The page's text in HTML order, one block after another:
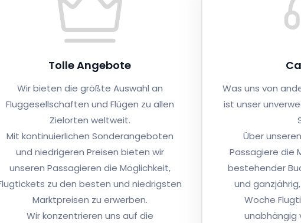
Tolle Angebote
Wir bieten die größte Auswahl an
Fluggesellschaften und Flügen zu allen
Zielorten weltweit.
Mit kontinuierlichen Sonderangeboten
und niedrigeren Preisen bieten wir
unseren Passagieren die Möglichkeit,
zu den besten und niedrigsten
Marktpreisen zu erwerben.
Wir konzentrieren uns auf die
Was uns von
ist unser
Über
Passagiere die
bestehender
und
Woche
unabhängig